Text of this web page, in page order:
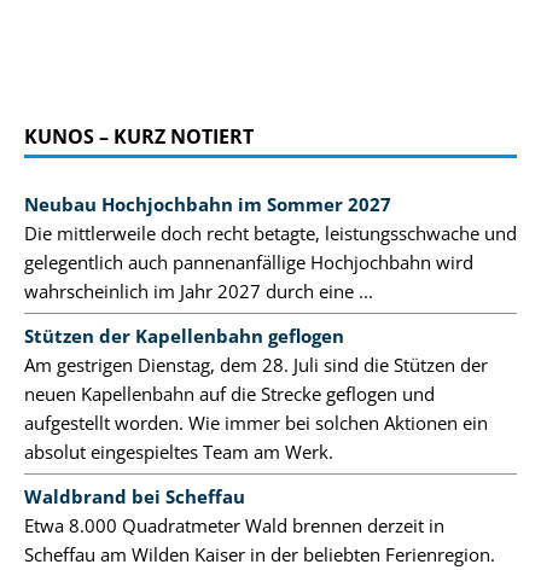
KUNOS – KURZ NOTIERT
Neubau Hochjochbahn im Sommer 2027
Die mittlerweile doch recht betagte, leistungsschwache und
gelegentlich auch pannenanfällige Hochjochbahn wird
wahrscheinlich im Jahr 2027 durch eine ...
Stützen der Kapellenbahn geflogen
Am gestrigen Dienstag, dem 28. Juli sind die Stützen der
neuen Kapellenbahn auf die Strecke geflogen und
aufgestellt worden. Wie immer bei solchen Aktionen ein
absolut eingespieltes Team am Werk.
Waldbrand bei Scheffau
Etwa 8.000 Quadratmeter Wald brennen derzeit in
Scheffau am Wilden Kaiser in der beliebten Ferienregion.